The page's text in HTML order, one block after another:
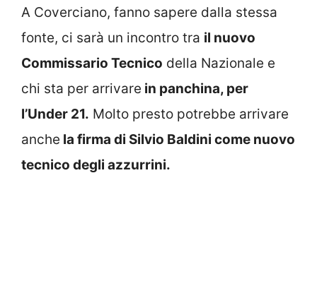
A Coverciano, fanno sapere dalla stessa
fonte, ci sarà un incontro tra il nuovo
Commissario Tecnico della Nazionale e
chi sta per arrivare in panchina, per
l’Under 21. Molto presto potrebbe arrivare
anche la firma di Silvio Baldini come nuovo
tecnico degli azzurrini.